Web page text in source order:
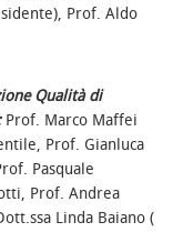
Prof. Aldo
Qualità di
Prof. Marco Maffei
Prof. Gianluca
Pasquale
Prof. Andrea
Linda Baiano (